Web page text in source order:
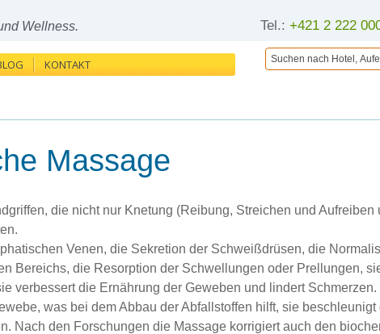
Tel.: +421 2 222
Wellness.
KONTAKT
Massage
die nicht nur Knetung (Reibung, Streichen und Aufreiben
Venen, die Sekretion der Schweißdrüsen, die
Bereichs, die Resorption der Schwellungen oder Prellungen,
verbessert die Ernährung der Geweben und lindert Schmerzen.
was bei dem Abbau der Abfallstoffen hilft, sie
Nach den Forschungen die Massage korrigiert auch den